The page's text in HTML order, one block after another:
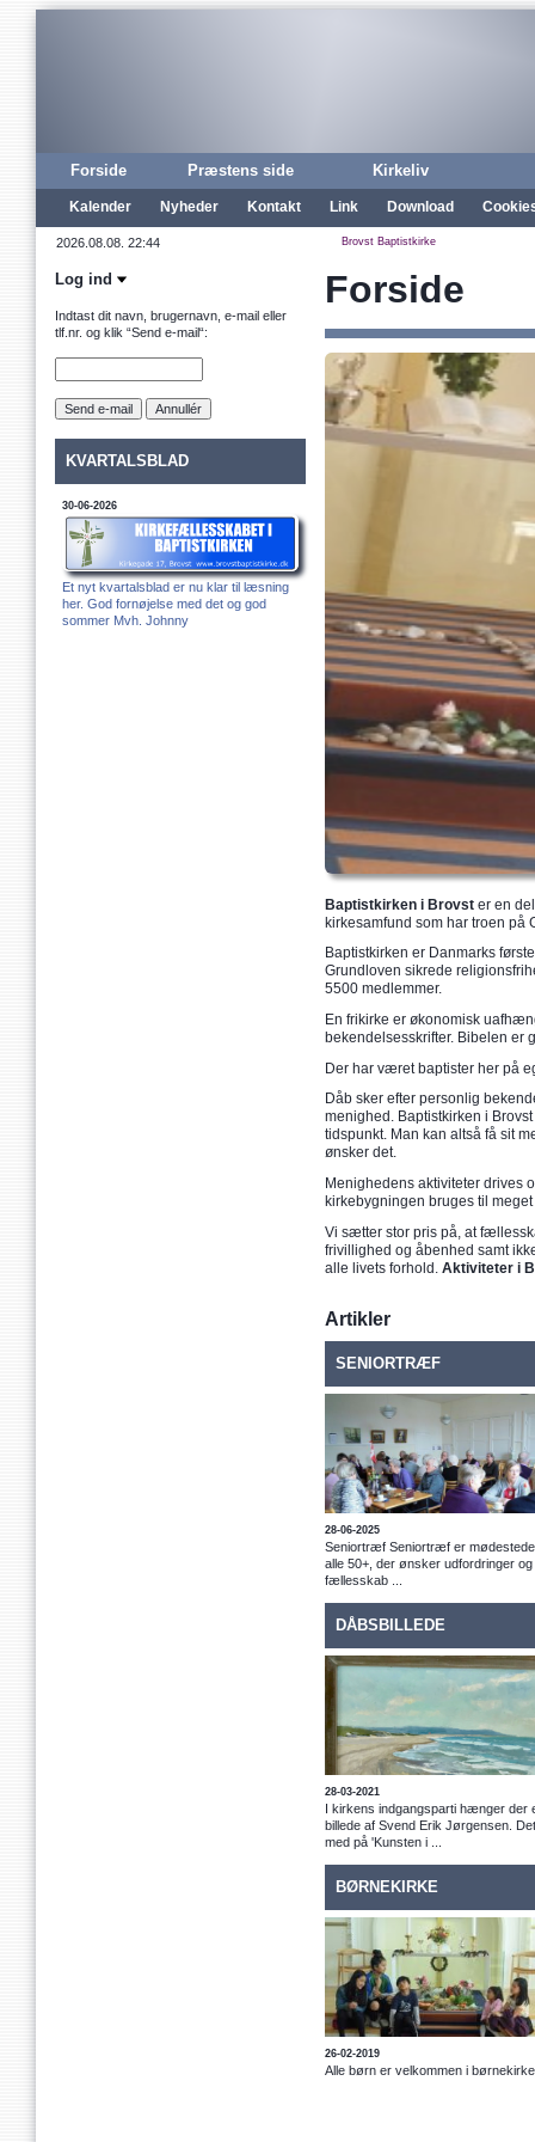
Forside Præstens side Kirkeliv
Kalender Nyheder Kontakt Link Download
Brovst Baptistkirke
Log ind
Indtast dit navn, brugernavn, e-mail eller
tlf.nr. og klik “Send e-mail“:
KVARTALSBLAD
30-06-2026
Et nyt kvartalsblad er nu klar til læsning
her. God fornøjelse med det og god
sommer Mvh. Johnny
Forside
Baptistkirken i Brovst er en
kirkesamfund som har troen på
Baptistkirken er Danmarks
Grundloven sikrede
5500 medlemmer.
En frikirke er økonomisk
bekendelsesskrifter. Bibelen er
Der har været baptister her på
Dåb sker efter personlig
menighed. Baptistkirken i
tidspunkt. Man kan altså få sit
ønsker det.
Menighedens aktiviteter drives
kirkebygningen bruges til
Vi sætter stor pris på, at
frivillighed og åbenhed samt
alle livets forhold. Aktiviteter i
Artikler
SENIORTRÆF
28-06-2025
Seniortræf Seniortræf er
alle 50+, der ønsker udfordringer og
fællesskab ...
DÅBSBILLEDE
28-03-2021
I kirkens indgangsparti hænger der
billede af Svend Erik Jørgensen.
med på 'Kunsten i ...
BØRNEKIRKE
26-02-2019
Alle børn er velkommen i